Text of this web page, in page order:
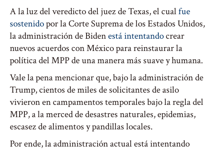
A la luz del veredicto del juez de Texas, el cualfue
sostenidopor la Corte Suprema de los Estados Unidos,
la administración de Bidenestá intentandocrear
nuevos acuerdos con México para reinstaurar la
política del MPP de una manera más suave y humana.
Vale la pena mencionar que, bajo la administración de
Trump, cientos de miles de solicitantes de asilo
vivieron en campamentos temporales bajo la regla del
MPP, a la merced de desastres naturales, epidemias,
escasez de alimentos y pandillas locales.
Por ende, la administración actual está intentando